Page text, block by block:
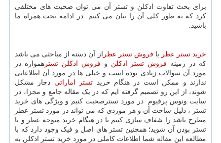
برای بحث تفاوت ادکلن و تستر آن می توان صحبت های مختلفی
كرد كه به طور كلی آن را بیان می كنیم. در ادامه بحث همراه ما
باشید.
خرید تستر عطر یا فروش تستر عطر از آن دسته از مباحثی می باشد
که در زمینه فروش تستر ادکلن و فروش ادکلن تسترهمواره در
مورد آن سوالات زیادی بوده است و خیلی ها در مورد آن اطلاعاتی
ندارند و ممکن است در هنگام خرید تستر اماراتی دچار مشکل
شوند، از این رو تصمیم گرفته ایم که در یک مقاله جامع و مجزا، در
سایت ونوس پرفیوم در مورد تسترصحبت کنیم و ویژگی های خرید
تستر ، دلیل ساخت آن و هر موردی که می تواند در مورد تستر عطر
مطرح باشد را شفاف سازی کنیم تا در هنگام خرید متوجه عطر و یا
تستر بودن آن شوید؛ همچنین تستر های اصل و فیک وجود دارد که با
مطالعه این مقاله شما اطلاعات کاملی در مورد خرید تستر ادکلن به